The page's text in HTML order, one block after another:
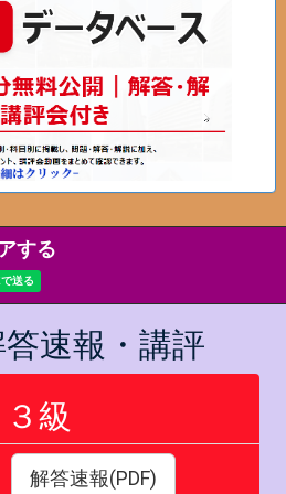
する
速報・講評
３級
解答速報(PDF)